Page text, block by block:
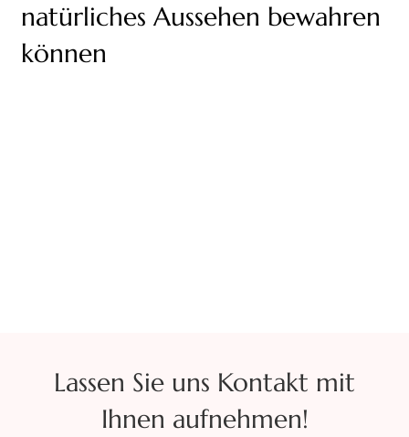
natürliches Aussehen bewahren
können
Lassen Sie uns Kontakt mit
Ihnen aufnehmen!